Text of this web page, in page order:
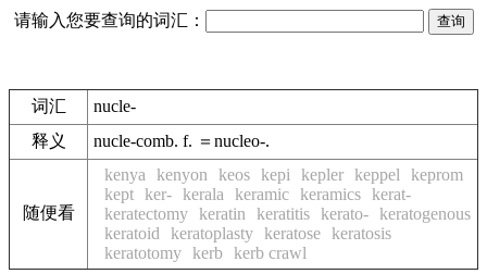
请输入您要查询的词汇：
词汇
nucle-
释义
nucle-comb. f. ＝nucleo-.
随便看
kenya kenyon keos kepi kepler keppel
keprom
kept ker- kerala keramic keramics kerat-
keratectomy keratin keratitis kerato- keratogenous
keratoid
keratoplasty keratose keratosis
keratotomy kerb kerb crawl